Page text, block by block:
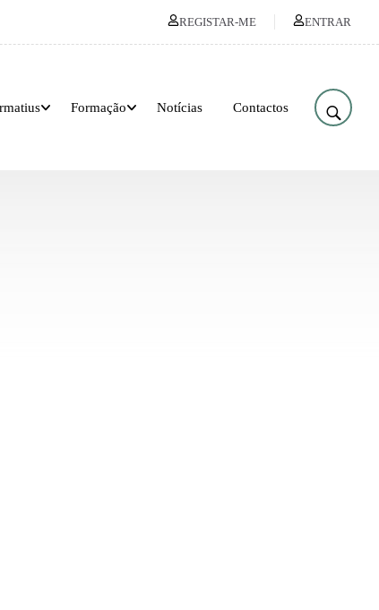
REGISTAR-ME ENTRAR
Formação Notícias Contactos